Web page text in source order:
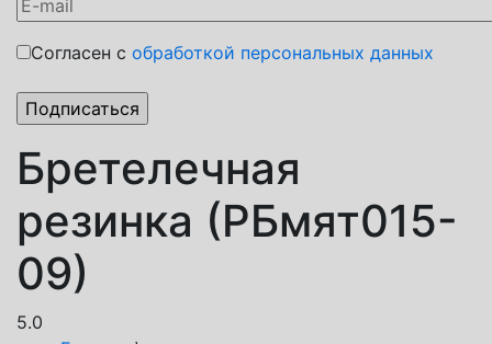
Согласен с обработкой персональных данных
Бретелечная
резинка (РБмят015-
09)
5.0